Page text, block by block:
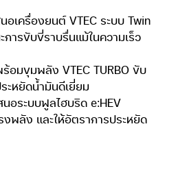
นอเครื่องยนต์ VTEC ระบบ Twin
ารขับขี่ราบรื่นแม้ในความเร็ว
ร้อมขุมพลัง VTEC TURBO ขับ
ะหยัดน้ำมันดีเยี่ยม
นอระบบฟูลไฮบริด e:HEV
พลัง และให้อัตราการประหยัด